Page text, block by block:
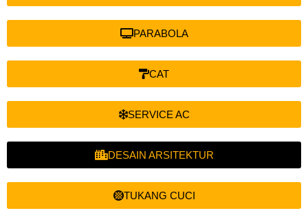
PARABOLA
CAT
SERVICE AC
DESAIN ARSITEKTUR
TUKANG CUCI